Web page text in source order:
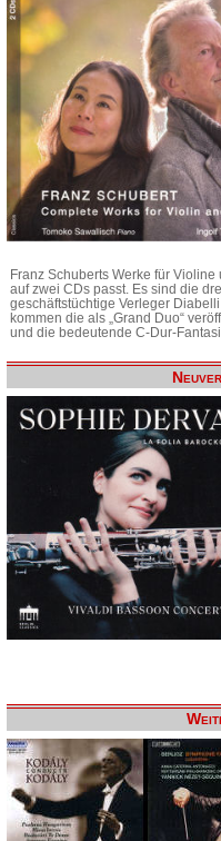
Franz Schuberts Werke für
auf zwei CDs passt. Es sind die
geschäftstüchtige Verleger
kommen die als „Grand Duo“
und die bedeutende C-Dur-